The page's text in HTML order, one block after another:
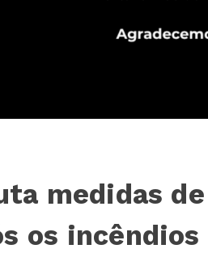
medidas de
os